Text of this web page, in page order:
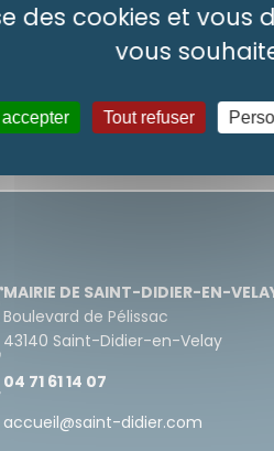
MAIRIE DE SAINT-DIDIER-EN-
Boulevard de Pélissac
43140 Saint-Didier-en-Velay
04 71 61 14 07
accueil@saint-didier.com
des cookies et
vous
Tout refuser